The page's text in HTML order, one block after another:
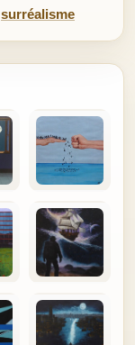
surréalisme